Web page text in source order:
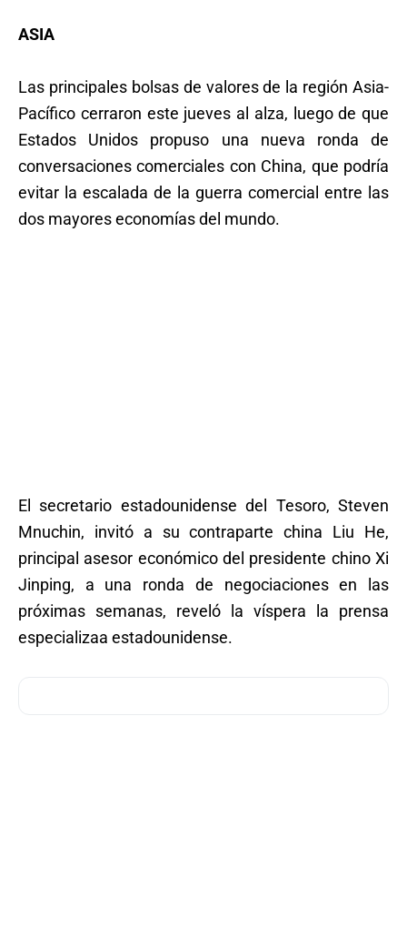
ASIA
Las principales bolsas de valores de la región Asia-
Pacífico cerraron este jueves al alza, luego de que
Estados Unidos propuso una nueva ronda de
conversaciones comerciales con China, que podría
evitar la escalada de la guerra comercial entre las
dos mayores economías del mundo.
El secretario estadounidense del Tesoro, Steven
Mnuchin, invitó a su contraparte china Liu He,
principal asesor económico del presidente chino Xi
Jinping, a una ronda de negociaciones en las
próximas semanas, reveló la víspera la prensa
especializaa estadounidense.